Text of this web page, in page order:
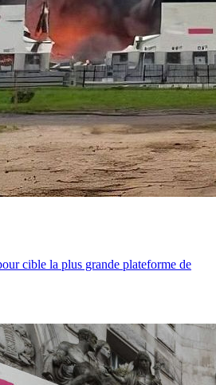
cible la plus grande plateforme de